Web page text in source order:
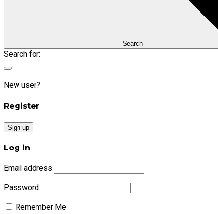
Search
Search for:
New user?
Register
Sign up
Log in
Email address
Password
Remember Me